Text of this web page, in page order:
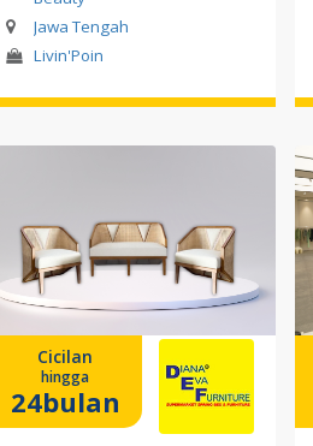
Jawa Tengah
Livin'Poin
Cicilan
hingga
24bulan